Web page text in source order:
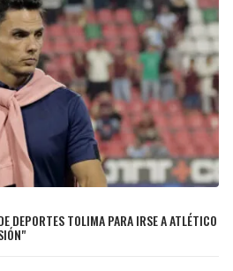
DEPORTES TOLIMA PARA IRSE A ATLÉTICO